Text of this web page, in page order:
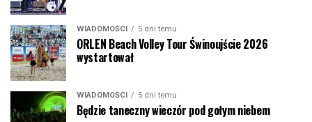
WIADOMOŚCI 5 dni temu
ORLEN Beach Volley Tour Świnoujście 2026
wystartował
WIADOMOŚCI 5 dni temu
Będzie taneczny wieczór pod gołym niebem